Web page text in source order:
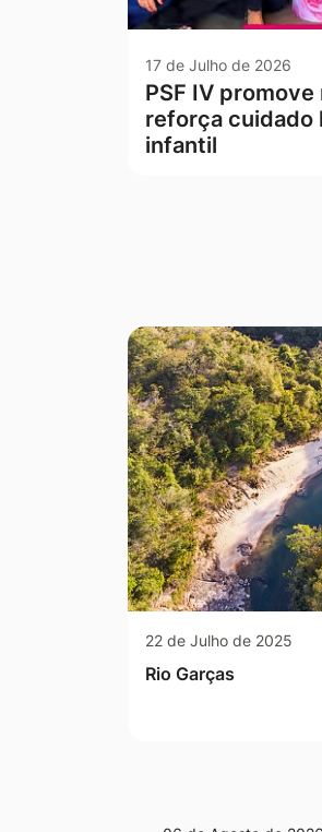
17 de Julho de 2026
PSF IV
reforça cuidado
infantil
22 de Julho de 2025
Rio Garças